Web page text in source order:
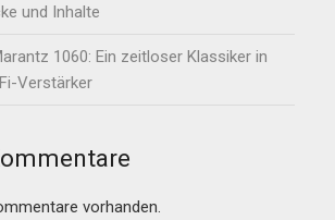
und Inhalte
1060: Ein zeitloser Klassiker in
Verstärker
vorhanden.